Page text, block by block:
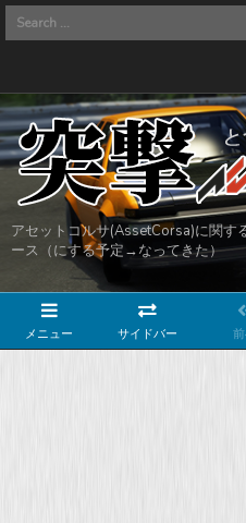
アセットコルサ(AssetCorsa)に関す
ース（にする予定→なってきた）
メニュー サイドバー